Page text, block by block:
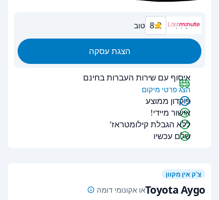
8.2 טוב
הצגת עסקה
איסוף עם שירות העברות בחינם
הצג פרטי מיקום
פיקדון ממוצע
אישור מיידי!
ללא הגבלת קילומטראז'
שלם עכשיו
צ'ק אין מקוון
Toyota Aygoאו אקונומי דומה